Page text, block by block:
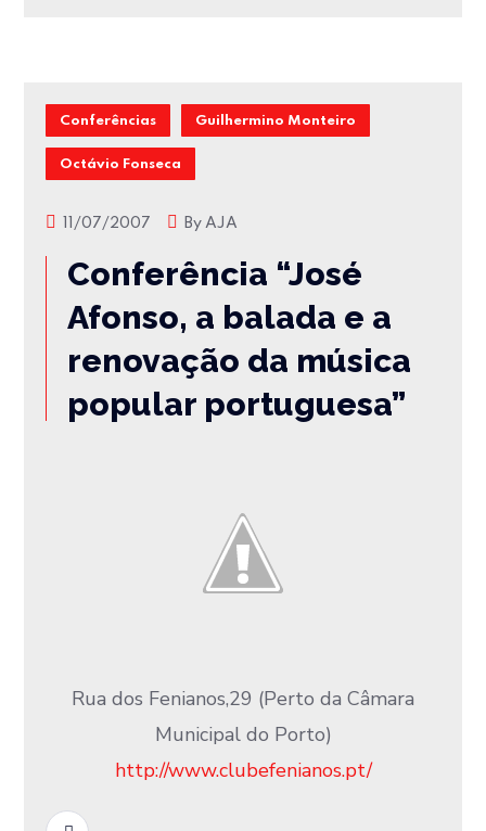
Conferências Guilhermino Monteiro
Octávio Fonseca
11/07/2007 By AJA
Conferência “José
Afonso, a balada e a
renovação da música
popular portuguesa”
Rua dos Fenianos,29 (Perto da Câmara
Municipal do Porto)
http://www.clubefenianos.pt/